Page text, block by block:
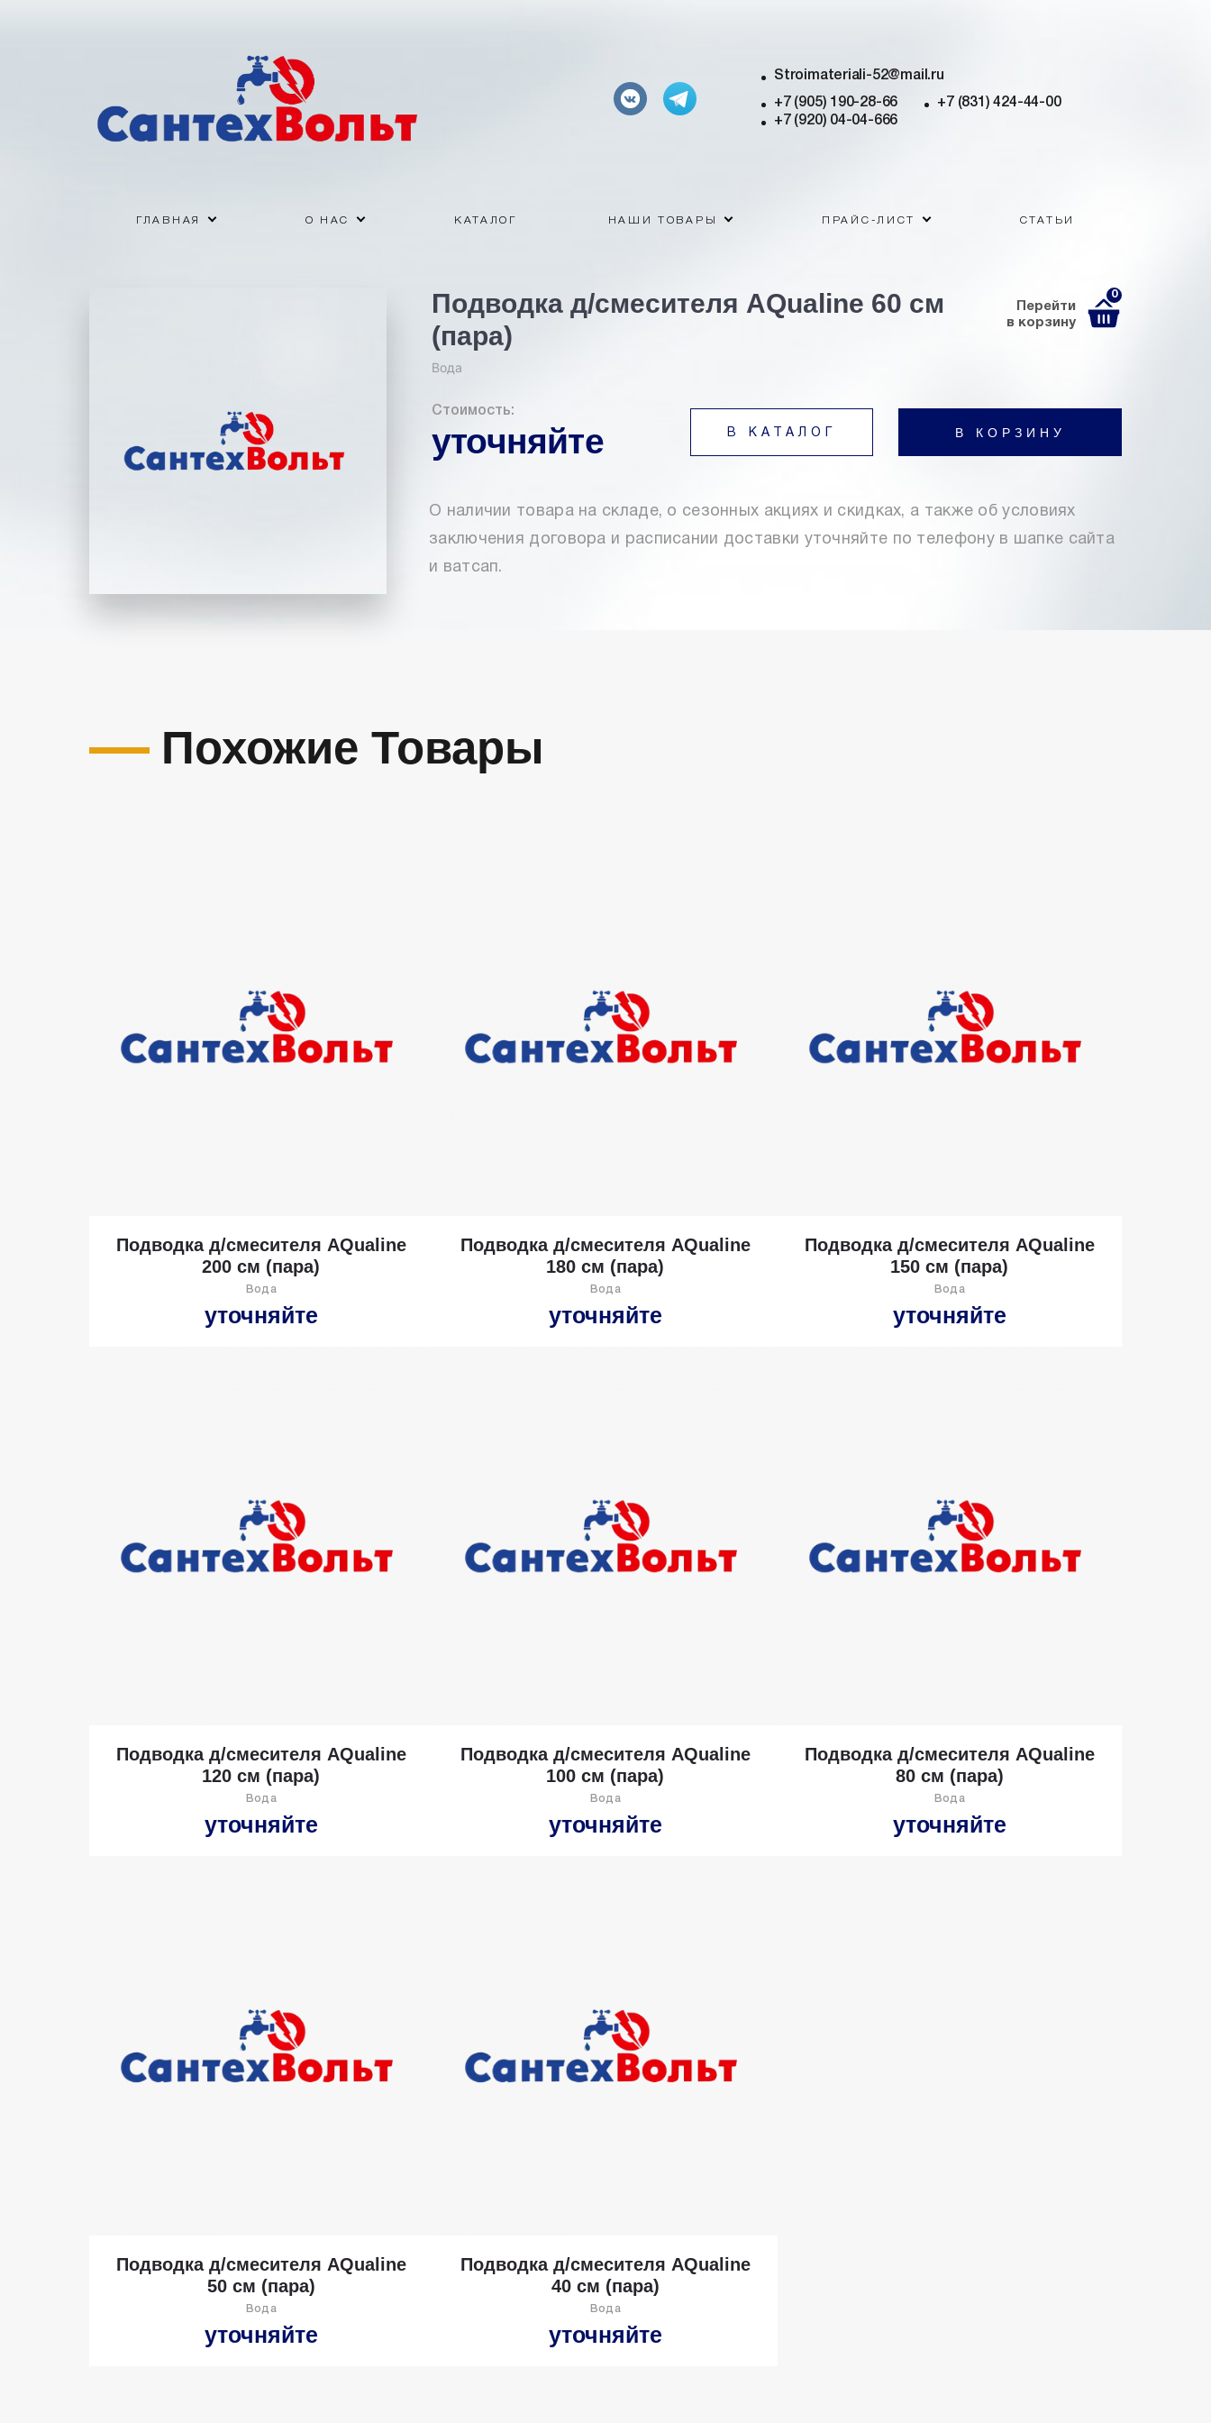
Stroimateriali-52@mail.ru
+7 (905) 190-28-66
+7 (831) 424-44-00
+7 (920) 04-04-666
ГЛАВНАЯ О НАС КАТАЛОГ НАШИ ТОВАРЫ ПРАЙС-ЛИСТ СТАТЬИ
Подводка д/смесителя AQualine 60 см
(пара)
Вода
Перейти
в корзину
0
Стоимость:
уточняйте В КАТАЛОГ В КОРЗИНУ
О наличии товара на складе, о сезонных акциях и скидках, а также об условиях
заключения договора и расписании доставки уточняйте по телефону в шапке сайта
и ватсап.
Похожие Товары
Подводка д/смесителя AQualine
200 см (пара)
Вода
уточняйте
Подводка д/смесителя AQualine
180 см (пара)
Вода
уточняйте
Подводка д/смесителя AQualine
150 см (пара)
Вода
уточняйте
Подводка д/смесителя AQualine
120 см (пара)
Вода
уточняйте
Подводка д/смесителя AQualine
100 см (пара)
Вода
уточняйте
Подводка д/смесителя AQualine
80 см (пара)
Вода
уточняйте
Подводка д/смесителя AQualine
50 см (пара)
Вода
уточняйте
Подводка д/смесителя AQualine
40 см (пара)
Вода
уточняйте